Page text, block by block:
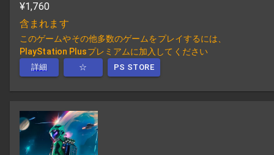
¥1,760
含まれます
このゲームやその他多数のゲームをプレイするには、
PlayStation Plusプレミアムに加入してください
詳細 ☆ PS STORE